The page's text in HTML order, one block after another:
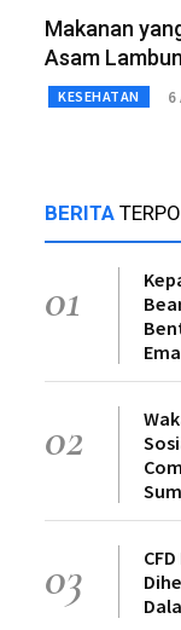
Makanan
Asam
KESEHATAN 6
BERITA
01
02
03